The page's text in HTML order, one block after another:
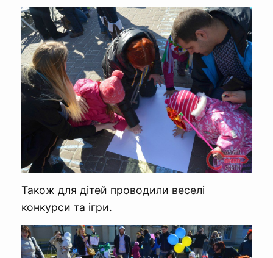
Також для дітей проводили веселі
конкурси та ігри.